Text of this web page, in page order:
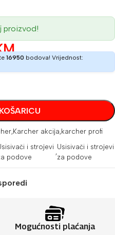
proizvod!
16950 bodova! Vrijednost:
,Karcher akcija,karcher profi
i strojevi
podove
,
Usisivači i strojevi
za podove
Mogućnosti plaćanja